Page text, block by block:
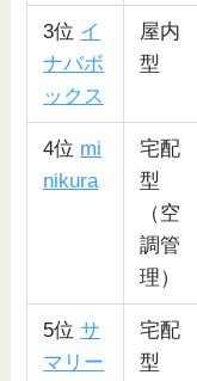
3位 イ
ナバボ
ックス
屋内
型
4位 mi
nikura
宅配
型
（空
調管
理）
5位サ
マリー
宅配
型